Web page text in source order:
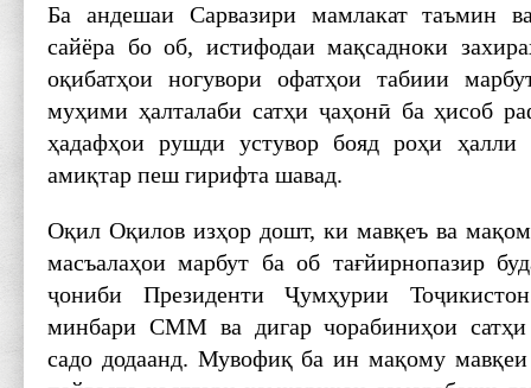
Ба андешаи Сарвазири мамлакат таъмин
сайёра бо об, истифодаи мақсадноки
оқибатҳои ногувори офатҳои табиии
муҳими ҳалталаби сатҳи ҷаҳонӣ ба ҳисоб
ҳадафҳои рушди устувор бояд роҳи
амиқтар пеш гирифта шавад.
Оқил Оқилов изҳор дошт, ки мавқеъ ва
масъалаҳои марбут ба об тағйирнопазир
ҷониби Президенти Ҷумҳурии
минбари СММ ва дигар чорабиниҳои сатҳи
садо додаанд. Мувофиқ ба ин мақому